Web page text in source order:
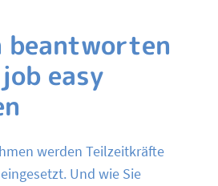
beantworten
easy
werden Teilzeitkräfte
Und wie Sie